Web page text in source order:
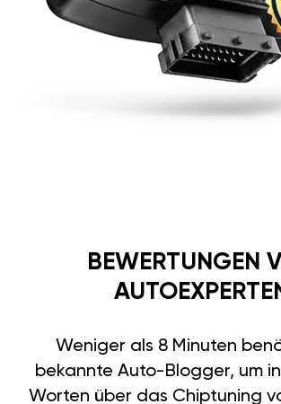
BEWERTUNGEN
Weniger als 8 Minuten
bekannte Auto-Blogger, um
Worten über das Chiptuning